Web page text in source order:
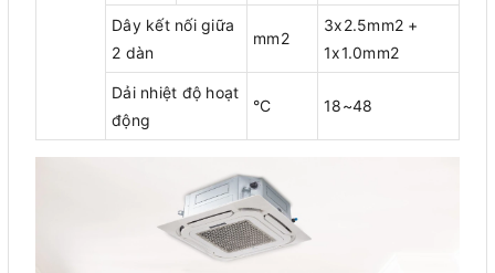
Dây kết nối giữa
2 dàn
mm2
3x2.5mm2 +
1x1.0mm2
Dải nhiệt độ hoạt
động
°C 18~48